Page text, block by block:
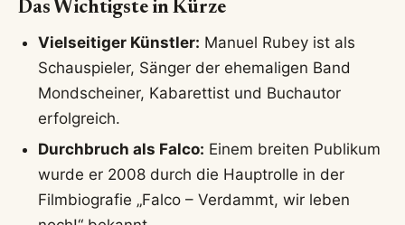
Anthony Gordon – Anthony Gordon: Bayerns Wunschspieler vor